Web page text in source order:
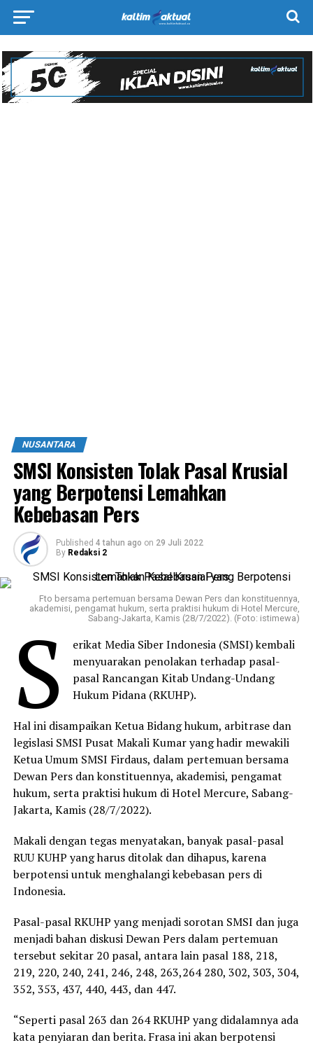
NUSANTARA
SMSI Konsisten Tolak Pasal Krusial
yang Berpotensi Lemahkan
Kebebasan Pers
Published 4 tahun ago on 29 Juli 2022
By Redaksi 2
Fto bersama pertemuan bersama Dewan Pers dan konstituennya,
akademisi, pengamat hukum, serta praktisi hukum di Hotel Mercure,
Sabang-Jakarta, Kamis (28/7/2022). (Foto: istimewa)
S
erikat Media Siber Indonesia (SMSI) kembali
menyuarakan penolakan terhadap pasal-
pasal Rancangan Kitab Undang-Undang
Hukum Pidana (RKUHP).
Hal ini disampaikan Ketua Bidang hukum, arbitrase dan
legislasi SMSI Pusat Makali Kumar yang hadir mewakili
Ketua Umum SMSI Firdaus, dalam pertemuan bersama
Dewan Pers dan konstituennya, akademisi, pengamat
hukum, serta praktisi hukum di Hotel Mercure, Sabang-
Jakarta, Kamis (28/7/2022).
Makali dengan tegas menyatakan, banyak pasal-pasal
RUU KUHP yang harus ditolak dan dihapus, karena
berpotensi untuk menghalangi kebebasan pers di
Indonesia.
Pasal-pasal RKUHP yang menjadi sorotan SMSI dan juga
menjadi bahan diskusi Dewan Pers dalam pertemuan
tersebut sekitar 20 pasal, antara lain pasal 188, 218,
219, 220, 240, 241, 246, 248, 263,264 280, 302, 303, 304,
352, 353, 437, 440, 443, dan 447.
“Seperti pasal 263 dan 264 RKUHP yang didalamnya ada
kata penyiaran dan berita. Frasa ini akan berpotensi